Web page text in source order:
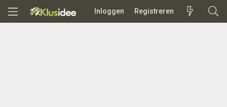
Inloggen Registreren